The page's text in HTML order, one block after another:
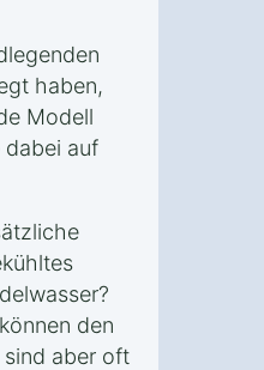
haben,
Modell
dabei auf
den
aber oft